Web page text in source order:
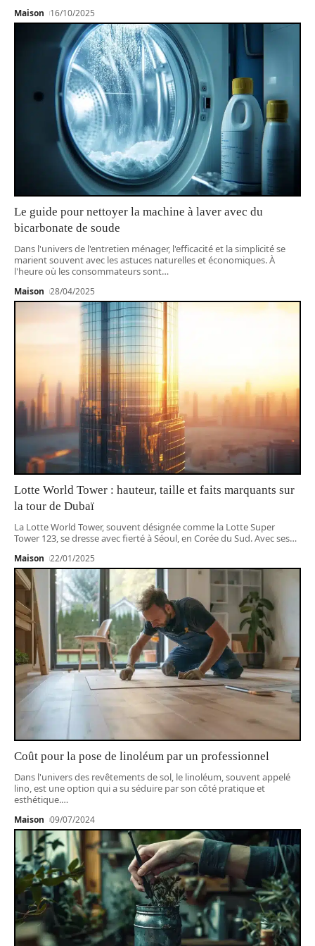
Maison 16/10/2025
Le guide pour nettoyer la machine à laver avec du
bicarbonate de soude
Dans l'univers de l'entretien ménager, l'efficacité et la simplicité se
marient souvent avec les astuces naturelles et économiques. À
l'heure où les consommateurs sont…
Maison 28/04/2025
Lotte World Tower : hauteur, taille et faits marquants sur
la tour de Dubaï
La Lotte World Tower, souvent désignée comme la Lotte Super
Tower 123, se dresse avec fierté à Séoul, en Corée du Sud. Avec ses…
Maison 22/01/2025
Coût pour la pose de linoléum par un professionnel
Dans l'univers des revêtements de sol, le linoléum, souvent appelé
lino, est une option qui a su séduire par son côté pratique et
esthétique.…
Maison 09/07/2024